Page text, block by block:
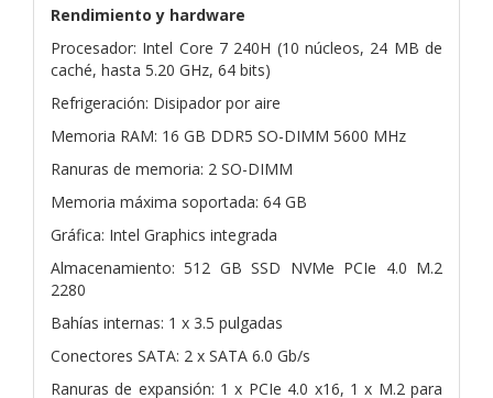
Rendimiento y hardware
Procesador: Intel Core 7 240H (10 núcleos, 24 MB de
caché, hasta 5.20 GHz, 64 bits)
Refrigeración: Disipador por aire
Memoria RAM: 16 GB DDR5 SO-DIMM 5600 MHz
Ranuras de memoria: 2 SO-DIMM
Memoria máxima soportada: 64 GB
Gráfica: Intel Graphics integrada
Almacenamiento: 512 GB SSD NVMe PCIe 4.0 M.2
2280
Bahías internas: 1 x 3.5 pulgadas
Conectores SATA: 2 x SATA 6.0 Gb/s
Ranuras de expansión: 1 x PCIe 4.0 x16, 1 x M.2 para